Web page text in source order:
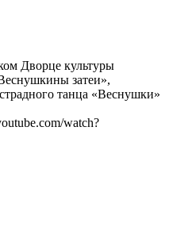
Дворце культуры
затеи»,
танца «Веснушки»
watch?